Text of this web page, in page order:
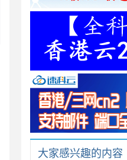
大家感兴趣的内容